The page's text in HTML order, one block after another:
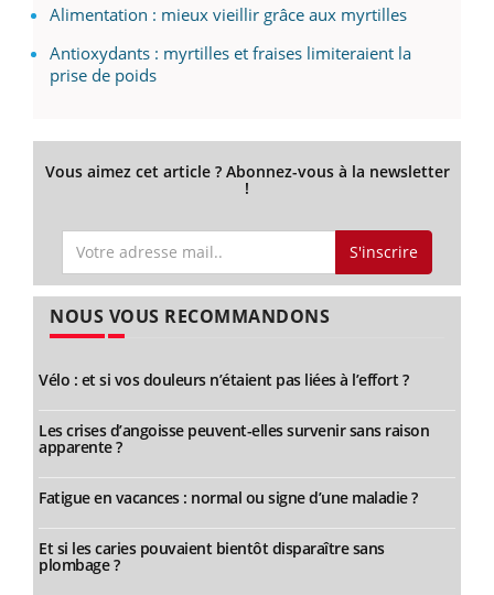
Alimentation : mieux vieillir grâce aux myrtilles
Antioxydants : myrtilles et fraises limiteraient la
prise de poids
Vous aimez cet article ? Abonnez-vous à la newsletter
!
S'inscrire
NOUS VOUS RECOMMANDONS
Vélo : et si vos douleurs n’étaient pas liées à l’effort ?
Les crises d’angoisse peuvent-elles survenir sans raison
apparente ?
Fatigue en vacances : normal ou signe d’une maladie ?
Et si les caries pouvaient bientôt disparaître sans
plombage ?